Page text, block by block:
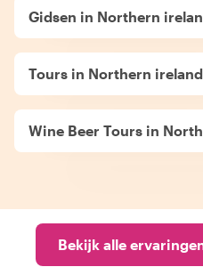
Gidsen in Northern
Tours in Northern ireland
Wine Beer Tours in
Bekijk alle